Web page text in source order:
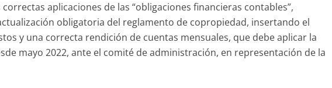
correctas aplicaciones de las “obligaciones financieras contables”,
obligatoria del reglamento de copropiedad, insertando el
y una correcta rendición de cuentas mensuales, que debe aplicar la
mayo 2022, ante el comité de administración, en representación de la